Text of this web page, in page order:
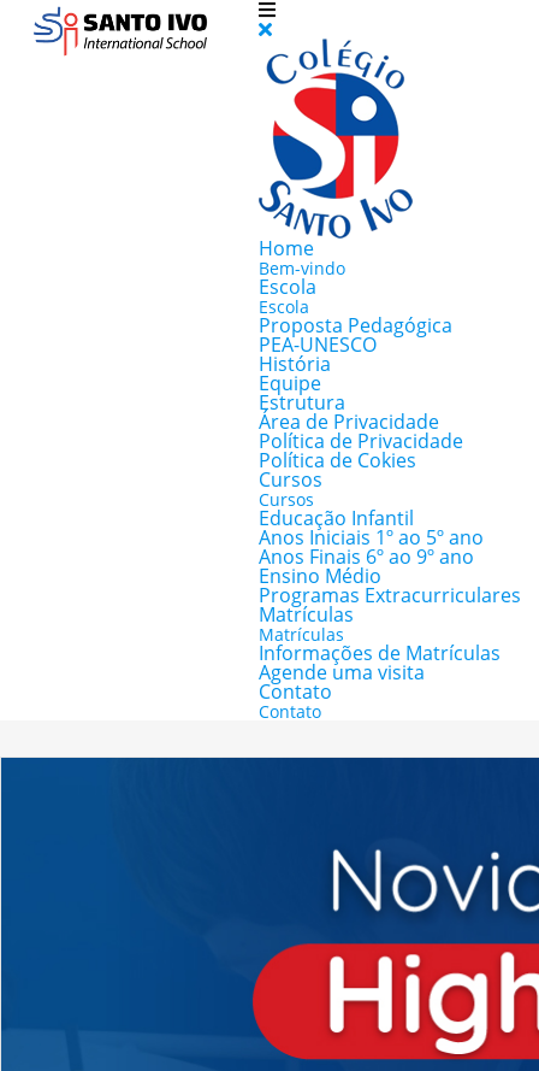
Home
Bem-vindo
Escola
Escola
Proposta Pedagógica
PEA-UNESCO
História
Equipe
Estrutura
Área de Privacidade
Política de Privacidade
Política de Cokies
Cursos
Cursos
Educação Infantil
Anos Iniciais 1º ao 5º ano
Anos Finais 6º ao 9º ano
Ensino Médio
Programas Extracurriculares
Matrículas
Matrículas
Informações de Matrículas
Agende uma visita
Contato
Contato